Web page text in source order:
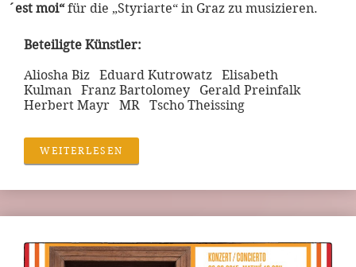
´est moi“für die „Styriarte“ in Graz zu musizieren.
Beteiligte Künstler:
Aliosha Biz Eduard Kutrowatz Elisabeth
Kulman Franz Bartolomey Gerald Preinfalk
Herbert Mayr MR Tscho Theissing
WEITERLESEN